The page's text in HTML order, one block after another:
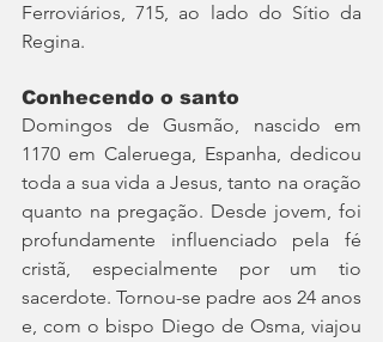
Ferroviários, 715, ao lado do Sítio da
Regina.
Conhecendo o santo
Domingos de Gusmão, nascido em
1170 em Caleruega, Espanha, dedicou
toda a sua vida a Jesus, tanto na oração
quanto na pregação. Desde jovem, foi
profundamente influenciado pela fé
cristã, especialmente por um tio
sacerdote. Tornou-se padre aos 24 anos
e, com o bispo Diego de Osma, viajou